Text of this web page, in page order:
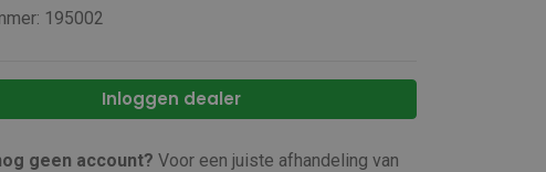
195002
Inloggen dealer
geen account? Voor een juiste afhandeling van